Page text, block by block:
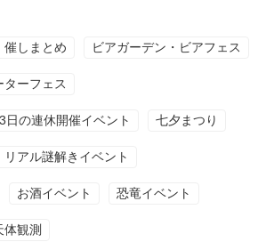
催しまとめ ビアガーデン・ビアフェス
ーフェス
の連休開催イベント 七夕まつり
リアル謎解きイベント
お酒イベント 恐竜イベント
観測